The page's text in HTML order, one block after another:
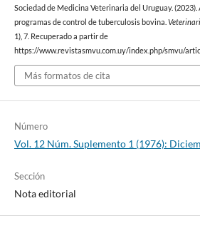
Sociedad de Medicina Veterinaria del Uruguay.
programas de control de tuberculosis bovina.
1), 7. Recuperado a partir de
https://www.revistasmvu.com.uy/index.php/smvu/
Más formatos de cita
Número
Vol. 12 Núm. Suplemento 1 (1976):
Sección
Nota editorial